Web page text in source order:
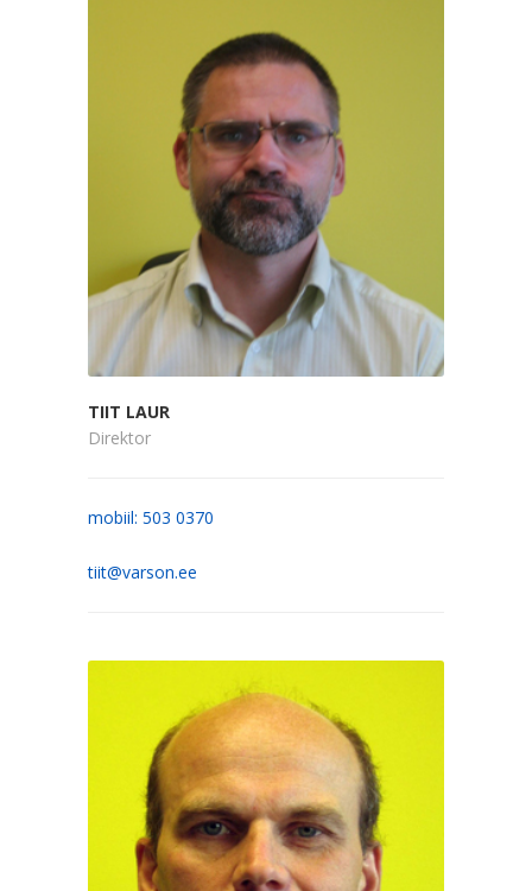
TIIT LAUR
Direktor
mobiil: 503 0370
tiit@varson.ee